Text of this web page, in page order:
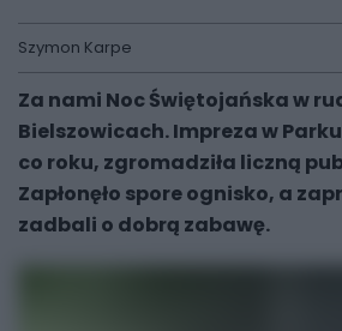
Szymon Karpe
Za nami Noc Świętojańska w
Bielszowicach. Impreza w
co roku, zgromadziła liczną
Zapłonęło spore ognisko, a
zadbali o dobrą zabawę.